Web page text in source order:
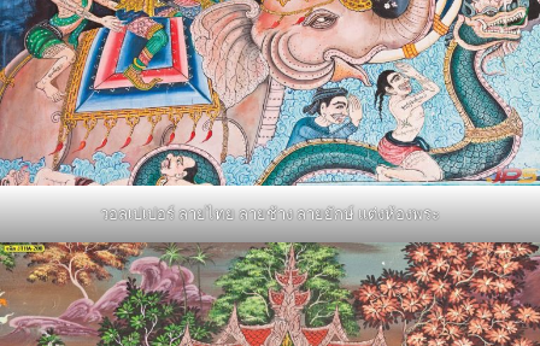
วอลเปเปอร์ ลายไทย ลายช้าง ลายยักษ์ แต่งห้องพระ